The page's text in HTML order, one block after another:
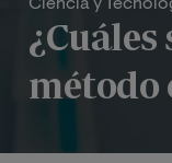
Ciencia y
¿Cuáles
método